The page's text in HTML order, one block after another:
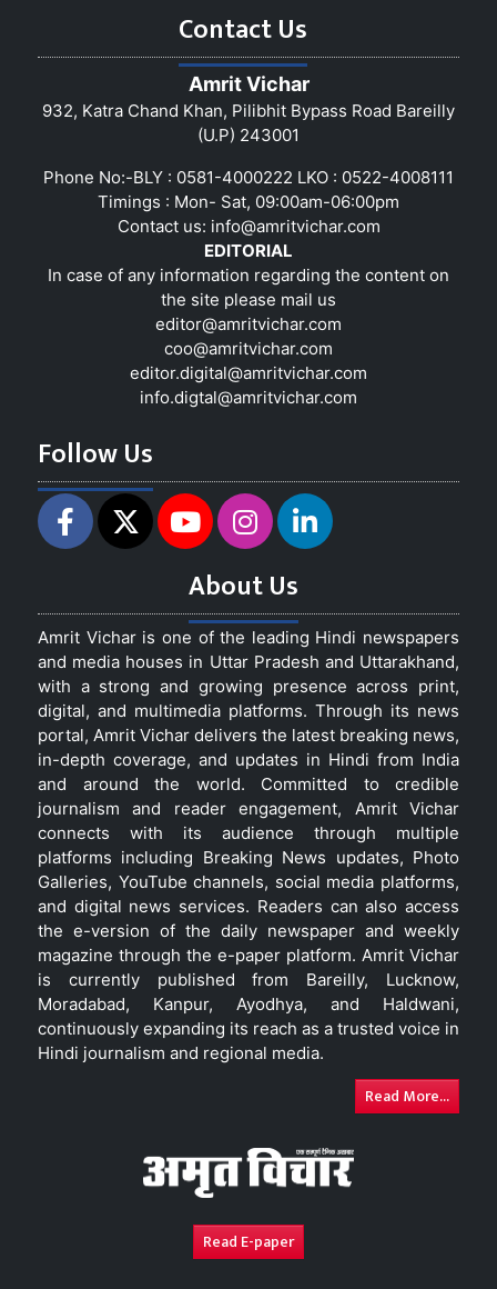
Contact Us
Amrit Vichar
932, Katra Chand Khan, Pilibhit Bypass Road Bareilly
(U.P) 243001
Phone No:-BLY : 0581-4000222 LKO : 0522-4008111
Timings : Mon- Sat, 09:00am-06:00pm
Contact us: info@amritvichar.com
EDITORIAL
In case of any information regarding the content on
the site please mail us
editor@amritvichar.com
coo@amritvichar.com
editor.digital@amritvichar.com
info.digtal@amritvichar.com
Follow Us
About Us
Amrit Vichar is one of the leading Hindi newspapers
and media houses in Uttar Pradesh and Uttarakhand,
with a strong and growing presence across print,
digital, and multimedia platforms. Through its news
portal, Amrit Vichar delivers the latest breaking news,
in-depth coverage, and updates in Hindi from India
and around the world. Committed to credible
journalism and reader engagement, Amrit Vichar
connects with its audience through multiple
platforms including Breaking News updates, Photo
Galleries, YouTube channels, social media platforms,
and digital news services. Readers can also access
the e-version of the daily newspaper and weekly
magazine through the e-paper platform. Amrit Vichar
is currently published from Bareilly, Lucknow,
Moradabad, Kanpur, Ayodhya, and Haldwani,
continuously expanding its reach as a trusted voice in
Hindi journalism and regional media.
Read More...
Read E-paper